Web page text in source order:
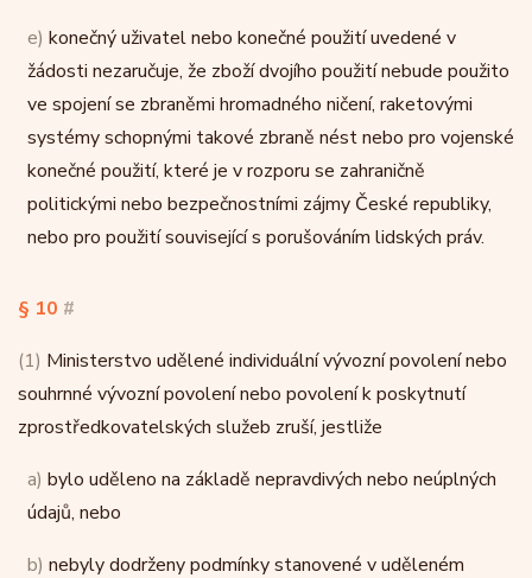
e) konečný uživatel nebo konečné použití uvedené v
žádosti nezaručuje, že zboží dvojího použití nebude použito
ve spojení se zbraněmi hromadného ničení, raketovými
systémy schopnými takové zbraně nést nebo pro vojenské
konečné použití, které je v rozporu se zahraničně
politickými nebo bezpečnostními zájmy České republiky,
nebo pro použití související s porušováním lidských práv.
§ 10 #
(1) Ministerstvo udělené individuální vývozní povolení nebo
souhrnné vývozní povolení nebo povolení k poskytnutí
zprostředkovatelských služeb zruší, jestliže
a) bylo uděleno na základě nepravdivých nebo neúplných
údajů, nebo
b) nebyly dodrženy podmínky stanovené v uděleném